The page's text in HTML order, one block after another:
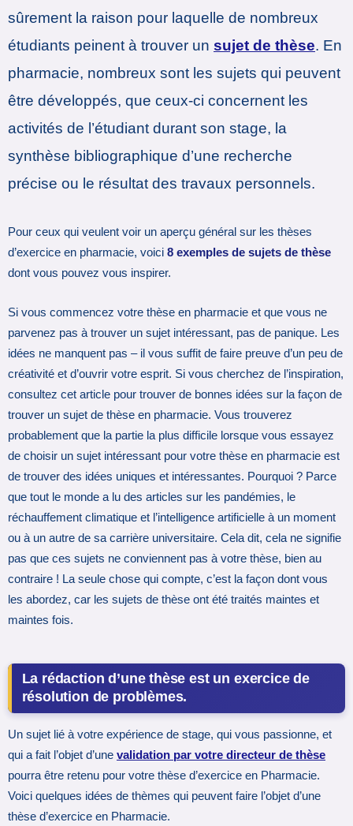
sûrement la raison pour laquelle de nombreux
étudiants peinent à trouver un sujet de thèse. En
pharmacie, nombreux sont les sujets qui peuvent
être développés, que ceux-ci concernent les
activités de l’étudiant durant son stage, la
synthèse bibliographique d’une recherche
précise ou le résultat des travaux personnels.
Pour ceux qui veulent voir un aperçu général sur les thèses
d’exercice en pharmacie, voici 8 exemples de sujets de thèse
dont vous pouvez vous inspirer.
Si vous commencez votre thèse en pharmacie et que vous ne
parvenez pas à trouver un sujet intéressant, pas de panique. Les
idées ne manquent pas – il vous suffit de faire preuve d’un peu de
créativité et d’ouvrir votre esprit. Si vous cherchez de l’inspiration,
consultez cet article pour trouver de bonnes idées sur la façon de
trouver un sujet de thèse en pharmacie. Vous trouverez
probablement que la partie la plus difficile lorsque vous essayez
de choisir un sujet intéressant pour votre thèse en pharmacie est
de trouver des idées uniques et intéressantes. Pourquoi ? Parce
que tout le monde a lu des articles sur les pandémies, le
réchauffement climatique et l’intelligence artificielle à un moment
ou à un autre de sa carrière universitaire. Cela dit, cela ne signifie
pas que ces sujets ne conviennent pas à votre thèse, bien au
contraire ! La seule chose qui compte, c’est la façon dont vous
les abordez, car les sujets de thèse ont été traités maintes et
maintes fois.
La rédaction d’une thèse est un exercice de
résolution de problèmes.
Un sujet lié à votre expérience de stage, qui vous passionne, et
qui a fait l’objet d’une validation par votre directeur de thèse
pourra être retenu pour votre thèse d’exercice en Pharmacie.
Voici quelques idées de thèmes qui peuvent faire l’objet d’une
thèse d’exercice en Pharmacie.